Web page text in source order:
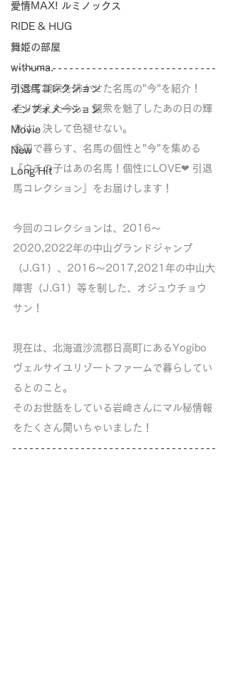
愛情MAX! ルミノックス
RIDE & HUG
舞姫の部屋
withuma.
引退馬コレクション
インフォメーション
Movie
New
Long Hit
かつて観衆を沸かせた名馬の"今"を紹介！
走り終えた今も、観衆を魅了したあの日の輝
きは、決して色褪せない。
全国で暮らす、名馬の個性と"今"を集める
『ウチの子はあの名馬！個性にLOVE❤︎ 引退
馬コレクション』をお届けします！
今回のコレクションは、2016〜
2020,2022年の中山グランドジャンプ
（J.G1）、2016〜2017,2021年の中山大
障害（J.G1）等を制した、オジュウチョウ
サン！
現在は、北海道沙流郡日高町にあるYogibo
ヴェルサイユリゾートファームで暮らしてい
るとのこと。
そのお世話をしている岩﨑さんにマル秘情報
をたくさん聞いちゃいました！